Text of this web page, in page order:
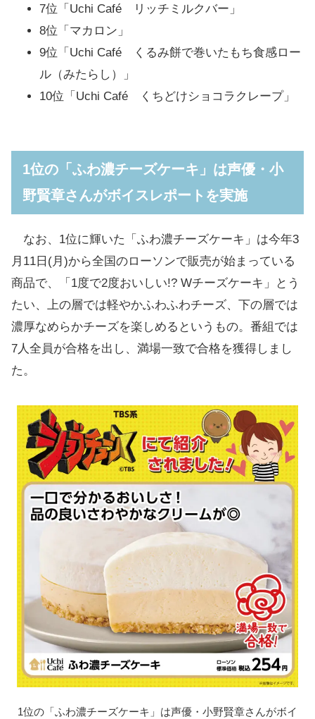
7位「Uchi Café リッチミルクバー」
8位「マカロン」
9位「Uchi Café くるみ餅で巻いたもち食感ロー
ル（みたらし）」
10位「Uchi Café くちどけショコラクレープ」
1位の「ふわ濃チーズケーキ」は声優・小
野賢章さんがボイスレポートを実施
なお、1位に輝いた「ふわ濃チーズケーキ」は今年3
月11日(月)から全国のローソンで販売が始まっている
商品で、「1度で2度おいしい!? Wチーズケーキ」とう
たい、上の層では軽やかふわふわチーズ、下の層では
濃厚なめらかチーズを楽しめるというもの。番組では
7人全員が合格を出し、満場一致で合格を獲得しまし
た。
1位の「ふわ濃チーズケーキ」は声優・小野賢章さんがボイ